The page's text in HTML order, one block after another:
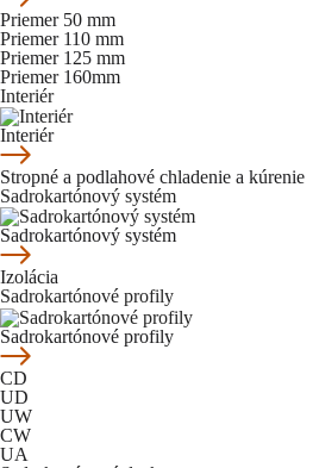
Priemer 50 mm
Priemer 110 mm
Priemer 125 mm
Priemer 160mm
Interiér
Interiér
Stropné a podlahové chladenie a kúrenie
Sadrokartónový systém
Sadrokartónový systém
Izolácia
Sadrokartónové profily
Sadrokartónové profily
CD
UD
UW
CW
UA